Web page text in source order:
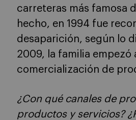
carreteras más famosa
hecho, en 1994 fue
desaparición, según lo
2009, la familia empezó
comercialización de
¿Con qué canales de
productos y servicios?